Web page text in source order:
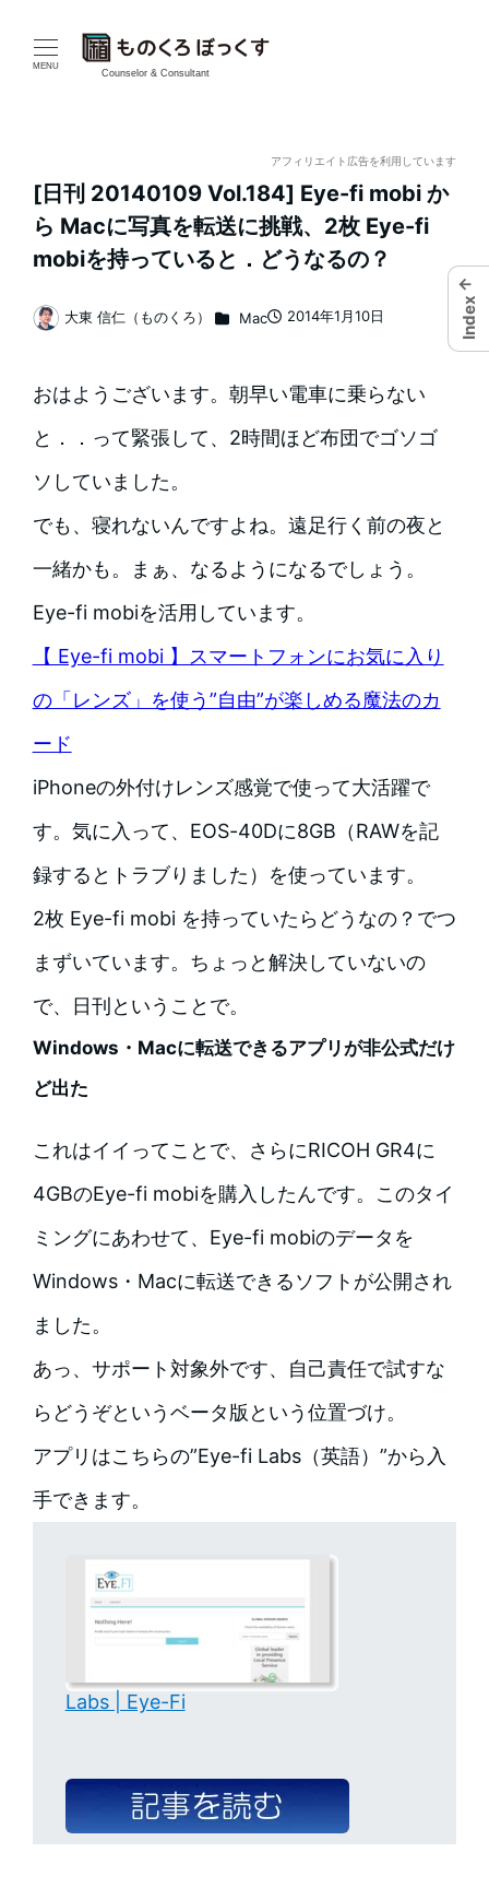
MENU
Counselor & Consultant
アフィリエイト広告を利用しています
[日刊 20140109 Vol.184] Eye-fi mobi か
ら Macに写真を転送に挑戦、2枚 Eye-fi
mobiを持っていると．どうなるの？
2014年1月10日
著
大東 信仁（ものくろ） カテゴリー
Mac
おはようございます。朝早い電車に乗らない
と．．って緊張して、2時間ほど布団でゴソゴ
ソしていました。
でも、寝れないんですよね。遠足行く前の夜と
一緒かも。まぁ、なるようになるでしょう。
Eye-fi mobiを活用しています。
【 Eye-fi mobi 】スマートフォンにお気に入り
の「レンズ」を使う”自由”が楽しめる魔法のカ
ード
iPhoneの外付けレンズ感覚で使って大活躍で
す。気に入って、EOS-40Dに8GB（RAWを記
録するとトラブりました）を使っています。
2枚 Eye-fi mobi を持っていたらどうなの？でつ
まずいています。ちょっと解決していないの
で、日刊ということで。
Windows・Macに転送できるアプリが非公式だけ
ど出た
これはイイってことで、さらにRICOH GR4に
4GBのEye-fi mobiを購入したんです。このタイ
ミングにあわせて、Eye-fi mobiのデータを
Windows・Macに転送できるソフトが公開され
ました。
あっ、サポート対象外です、自己責任で試すな
らどうぞというベータ版という位置づけ。
アプリはこちらの”Eye-fi Labs（英語）”から入
手できます。
Labs | Eye-Fi
←
Index